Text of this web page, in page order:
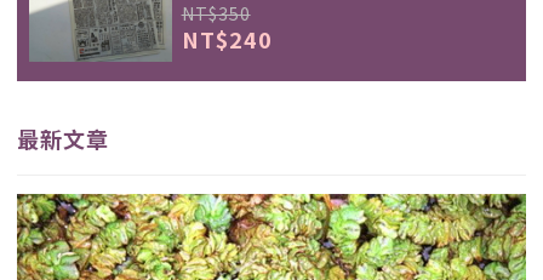
NT$350
NT$240
最新文章